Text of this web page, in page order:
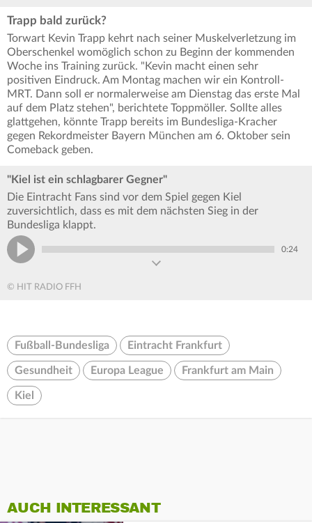
Trapp bald zurück?
Torwart Kevin Trapp kehrt nach seiner Muskelverletzung im
Oberschenkel womöglich schon zu Beginn der kommenden
Woche ins Training zurück. "Kevin macht einen sehr
positiven Eindruck. Am Montag machen wir ein Kontroll-
MRT. Dann soll er normalerweise am Dienstag das erste Mal
auf dem Platz stehen", berichtete Toppmöller. Sollte alles
glattgehen, könnte Trapp bereits im Bundesliga-Kracher
gegen Rekordmeister Bayern München am 6. Oktober sein
Comeback geben.
"Kiel ist ein schlagbarer Gegner"
Die Eintracht Fans sind vor dem Spiel gegen Kiel
zuversichtlich, dass es mit dem nächsten Sieg in der
Bundesliga klappt.
0:24
© HIT RADIO FFH
Fußball-Bundesliga Eintracht Frankfurt
Gesundheit Europa League Frankfurt am Main
Kiel
AUCH INTERESSANT